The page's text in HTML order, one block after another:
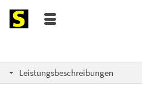
Leistungsbeschreibungen